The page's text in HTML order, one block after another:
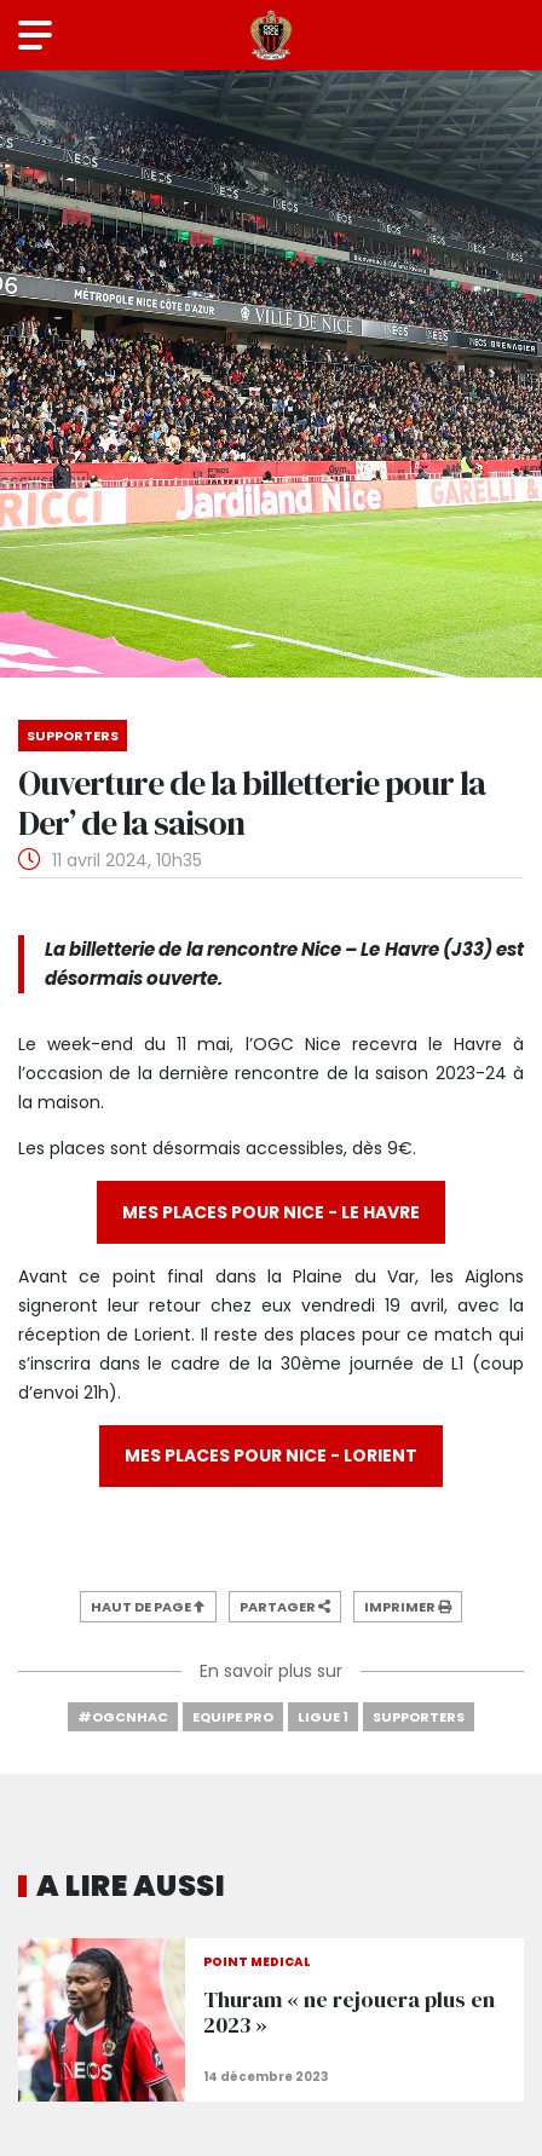
SUPPORTERS
Ouverture de la billetterie pour la
Der’ de la saison
11 avril 2024, 10h35
La billetterie de la rencontre Nice – Le Havre (J33) est
désormais ouverte.
Le week-end du 11 mai, l’OGC Nice recevra le Havre à
l’occasion de la dernière rencontre de la saison 2023-24 à
la maison.
Les places sont désormais accessibles, dès 9€.
MES PLACES POUR NICE - LE HAVRE
Avant ce point final dans la Plaine du Var, les Aiglons
signeront leur retour chez eux vendredi 19 avril, avec la
réception de Lorient. Il reste des places pour ce match qui
s’inscrira dans le cadre de la 30ème journée de L1 (coup
d’envoi 21h).
MES PLACES POUR NICE - LORIENT
HAUT DE PAGE PARTAGER IMPRIMER
En savoir plus sur
#OGCNHAC EQUIPE PRO LIGUE 1 SUPPORTERS
A LIRE AUSSI
POINT MÉDICAL
Thuram « ne rejouera plus en
2023 »